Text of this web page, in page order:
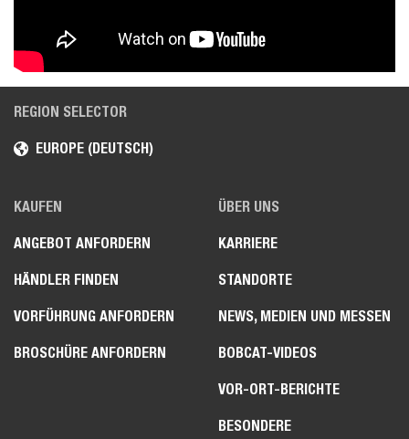
REGION SELECTOR
EUROPE (DEUTSCH)
KAUFEN
ANGEBOT ANFORDERN
HÄNDLER FINDEN
VORFÜHRUNG ANFORDERN
BROSCHÜRE ANFORDERN
ÜBER UNS
KARRIERE
STANDORTE
NEWS, MEDIEN UND MESSEN
BOBCAT-VIDEOS
VOR-ORT-BERICHTE
BESONDERE